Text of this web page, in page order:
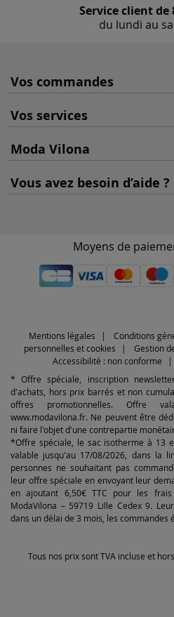
Service client de
du lundi au
Vos commandes
Vos services
Moda Vilona
Vous avez besoin d’aide ?
Moyens de
Mentions légales Conditions
personnelles et cookies
Gestion
Accessibilité : non conforme
* Offre spéciale, inscription
d'achats, hors prix barrés et non
offres promotionnelles. Offre
www.modavilona.fr. Ne peuvent être
ni faire l'objet d'une contrepartie
*Offre spéciale, le sac isotherme à 13
valable jusqu'au 17/08/2026, dans la
personnes ne souhaitant pas
leur offre spéciale en envoyant leur
en ajoutant 6,50€ TTC pour les
ModaVilona – 59719 Lille Cedex 9.
dans un délai de 3 mois, les commandes
Tous nos prix sont TVA incluse et